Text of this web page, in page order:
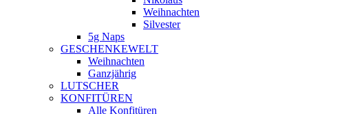
Weihnachten
Silvester
5g Naps
GESCHENKEWELT
Weihnachten
Ganzjährig
LUTSCHER
KONFITÜREN
Alle Konfitüren